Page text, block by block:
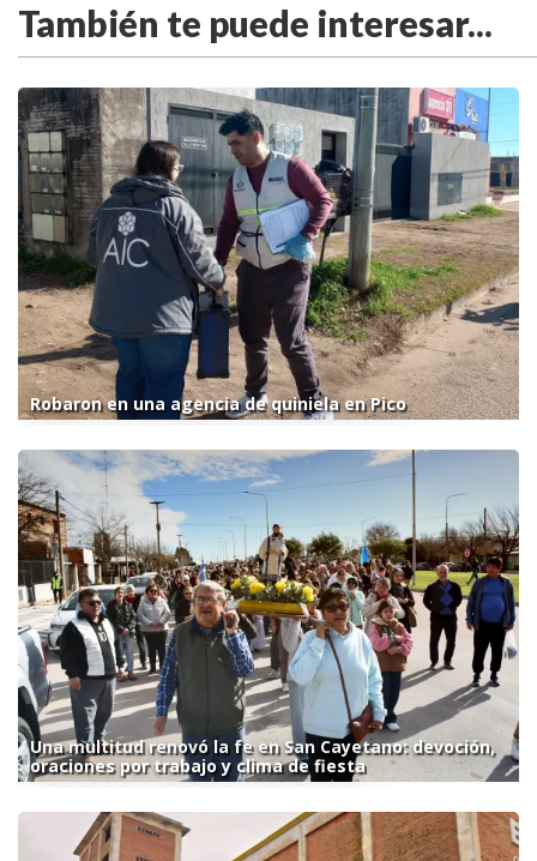
También te puede interesar...
Robaron en una agencia de quiniela en Pico
Una multitud renovó la fe en San Cayetano: devoción,
oraciones por trabajo y clima de fiesta